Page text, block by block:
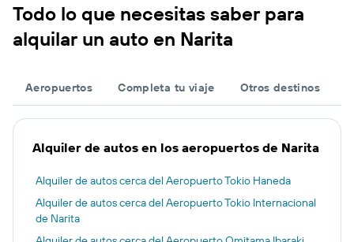
Todo lo que necesitas saber para
alquilar un auto en Narita
Aeropuertos Completa tu viaje Otros destinos
Alquiler de autos en los aeropuertos de Narita
Alquiler de autos cerca del Aeropuerto Tokio Haneda
Alquiler de autos cerca del Aeropuerto Tokio Internacional
de Narita